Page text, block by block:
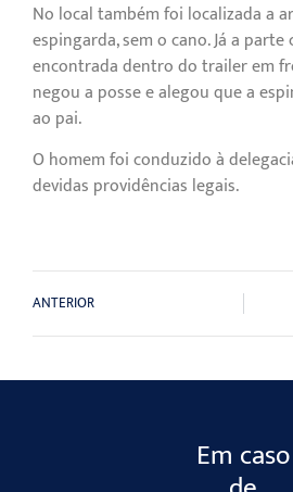
No local também foi localizada a
espingarda, sem o cano. Já a
encontrada dentro do trailer em
negou a posse e alegou que a
ao pai.
O homem foi conduzido à
devidas providências legais.
ANTERIOR
Em caso